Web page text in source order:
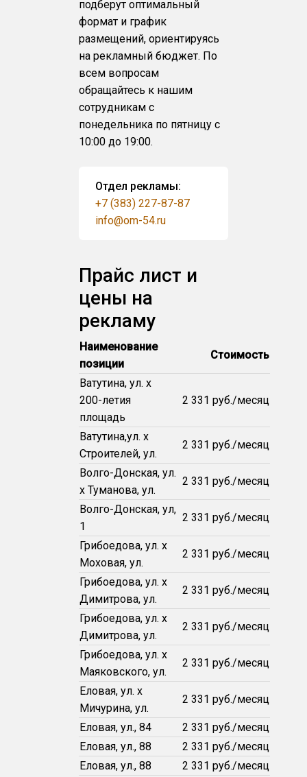
подберут оптимальный
формат и график
размещений, ориентируясь
на рекламный бюджет. По
всем вопросам
обращайтесь к нашим
сотрудникам с
понедельника по пятницу с
10:00 до 19:00.
Отдел рекламы:
+7 (383) 227-87-87
info@om-54.ru
Прайс лист и
цены на
рекламу
Наименование
позиции
Стоимость
Ватутина, ул. х
200-летия
площадь
2 331 руб./месяц
Ватутина,ул. х
Строителей, ул.
2 331 руб./месяц
Волго-Донская, ул.
х Туманова, ул.
2 331 руб./месяц
Волго-Донская, ул,
1
2 331 руб./месяц
Грибоедова, ул. х
Моховая, ул.
2 331 руб./месяц
Грибоедова, ул. х
Димитрова, ул.
2 331 руб./месяц
Грибоедова, ул. х
Димитрова, ул.
2 331 руб./месяц
Грибоедова, ул. х
Маяковского, ул.
2 331 руб./месяц
Еловая, ул. х
Мичурина, ул.
2 331 руб./месяц
Еловая, ул., 84
2 331 руб./месяц
Еловая, ул., 88
2 331 руб./месяц
Еловая, ул., 88
2 331 руб./месяц